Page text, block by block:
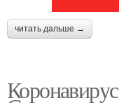
читать дальше →